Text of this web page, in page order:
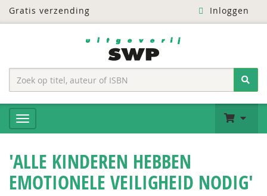
Gratis verzending Inloggen
'ALLE KINDEREN HEBBEN
EMOTIONELE VEILIGHEID NODIG'